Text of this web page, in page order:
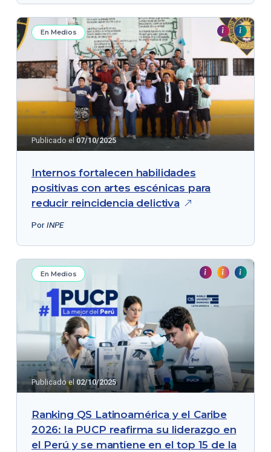
En Medios
Publicado el07/10/2025
Internos fortalecen habilidades
positivas con artes escénicas para
reducir reincidencia delictiva
PorINPE
En Medios
Publicado el 02/10/2025
Ranking QS Latinoamérica y el Caribe
2026: la PUCP reafirma su liderazgo en
el Perú y se mantiene en el top 15 de la